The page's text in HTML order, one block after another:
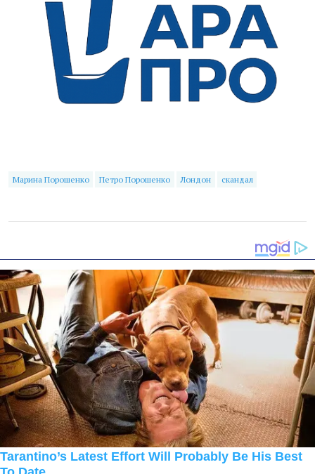
Марина Порошенко Петро Порошенко Лондон скандал